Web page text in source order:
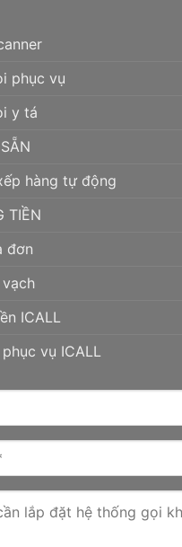
phục vụ
y tá
hàng tự động
TIỀN
đơn
ICALL
vụ ICALL